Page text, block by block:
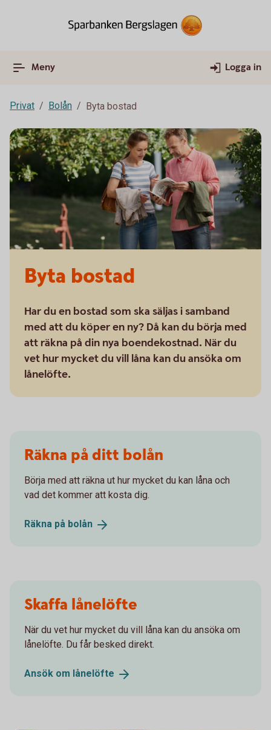
Meny Logga in
Privat Bolån Byta bostad
Byta bostad
Har du en bostad som ska säljas i samband
med att du köper en ny? Då kan du börja med
att räkna på din nya boendekostnad. När du
vet hur mycket du vill låna kan du ansöka om
lånelöfte.
Räkna på ditt bolån
Börja med att räkna ut hur mycket du kan låna och
vad det kommer att kosta dig.
Räkna på bolån
Skaffa lånelöfte
När du vet hur mycket du vill låna kan du ansöka om
lånelöfte. Du får besked direkt.
Ansök om lånelöfte